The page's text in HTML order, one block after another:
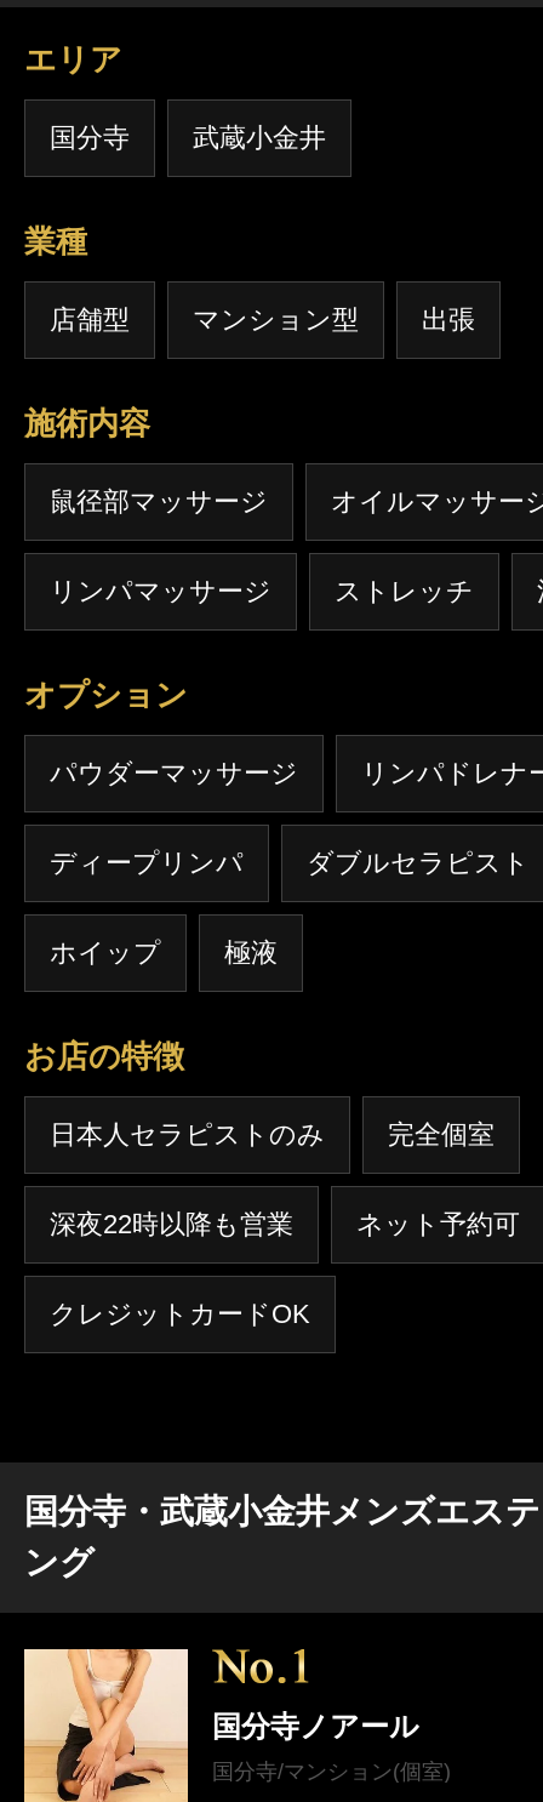
エリア
国分寺 武蔵小金井
業種
店舗型 マンション型 出張
施術内容
鼠径部マッサージ オイルマッサー
リンパマッサージ ストレッチ
オプション
パウダーマッサージ リンパドレナ
ディープリンパ ダブルセラピスト
ホイップ 極液
お店の特徴
日本人セラピストのみ 完全個室
深夜22時以降も営業 ネット予約可
クレジットカードOK
国分寺・武蔵小金井メンズエス
ング
国分寺ノアール
国分寺/マンション(個室)